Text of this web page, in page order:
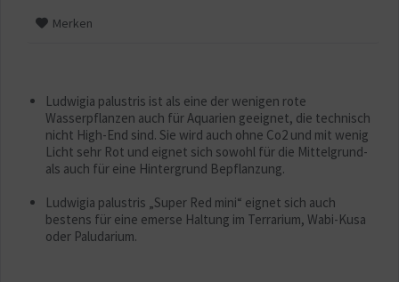
Merken
Ludwigia palustris ist als eine der wenigen rote
Wasserpflanzen auch für Aquarien geeignet, die technisch
nicht High-End sind. Sie wird auch ohne Co2 und mit wenig
Licht sehr Rot und eignet sich sowohl für die Mittelgrund-
als auch für eine Hintergrund Bepflanzung.
Ludwigia palustris „Super Red mini“ eignet sich auch
bestens für eine emerse Haltung im Terrarium, Wabi-Kusa
oder Paludarium.